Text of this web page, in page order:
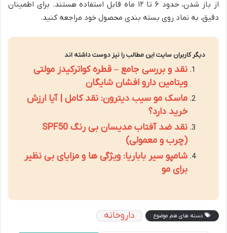
از باز شدن، حدود ۶ تا ۱۲ ماه قابل استفاده هستند. برای اطمینان
دقیق، به نماد روی بسته بندی محصول خود مراجعه کنید.
دیگر کاربران سایت این مطالب را نیز دوست داشته اند
نقد و بررسی جامع – قطره کواترکیدز مولتی
ویتامین دارو افشان شایگان
ماسک مو سیب دیترون: نقد کامل | آیا ارزش
خرید دارد؟
نقد ضد آفتاب مدیسان بی رنگ SPF50
(چرب و معمولی)
شامپو سیر باباریا: ویژگی ها و مزایای بی نظیر
برای مو
دسته های هم موضوع داروخانه